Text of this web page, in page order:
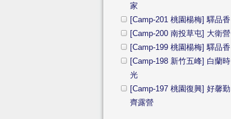
家
[Camp-201 桃園楊梅] 驛品香
[Camp-200 南投草屯] 大衛營
[Camp-199 桃園楊梅] 驛品香
[Camp-198 新竹五峰] 白蘭時
光
[Camp-197 桃園復興] 好馨勤
齊露營